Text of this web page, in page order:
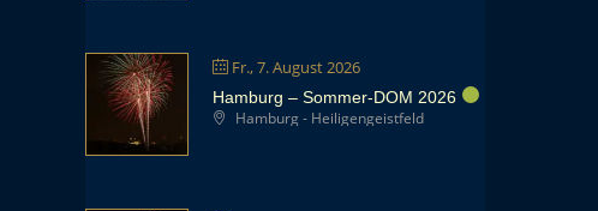
Fr., 7. August 2026
Hamburg – Sommer-DOM 2026
Hamburg - Heiligengeistfeld